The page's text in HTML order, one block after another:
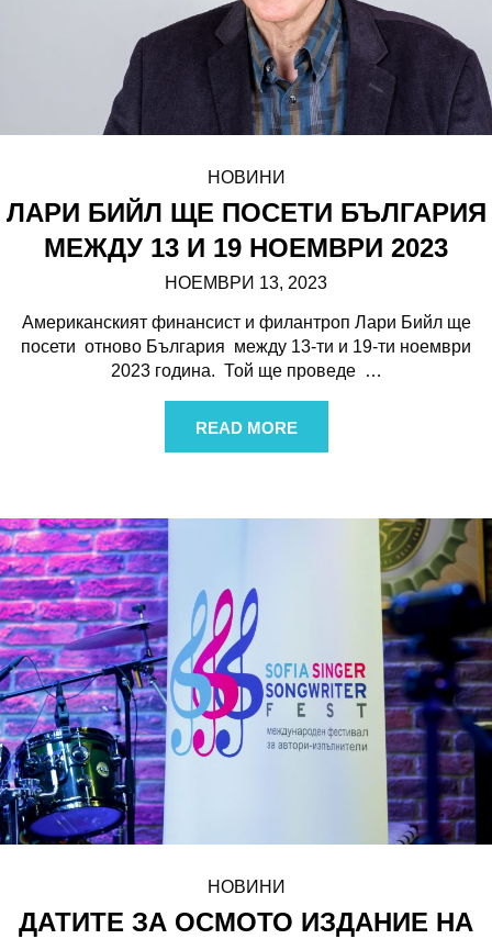
НОВИНИ
ЛАРИ БИЙЛ ЩЕ ПОСЕТИ БЪЛГАРИЯ
МЕЖДУ 13 И 19 НОЕМВРИ 2023
НОЕМВРИ 13, 2023
Американският финансист и филантроп Лари Бийл ще
посети отново България между 13-ти и 19-ти ноември
2023 година. Той ще проведе …
READ MORE
НОВИНИ
ДАТИТЕ ЗА ОСМОТО ИЗДАНИЕ НА